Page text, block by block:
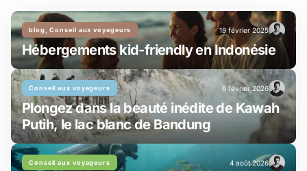
blog, Conseil aux voyageurs
Hébergements kid-friendly en Indonésie
19 février 2025
Conseil aux voyageurs
Plongez dans la beauté inédite de Kawah
Putih, le lac blanc de Bandung
6 février 2026
Conseil aux voyageurs 4 août 2026